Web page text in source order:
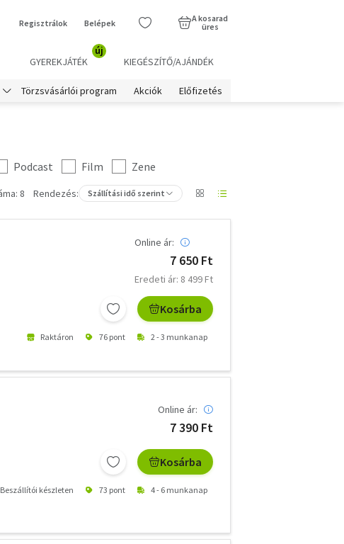
Regisztrálok Belépek
A kosarad
üres
GYEREKJÁTÉK
új
KIEGÉSZÍTŐ/AJÁNDÉK
Törzsvásárlói program Akciók Előfizetés
Podcast Film
Zene
8 Rendezés: Szállítási idő szerint
Online ár:
7 650 Ft
Eredeti ár: 8 499 Ft
Kosárba
Raktáron 76 pont 2 - 3 munkanap
Online ár:
7 390 Ft
Kosárba
Beszállítói készleten 73 pont 4 - 6 munkanap